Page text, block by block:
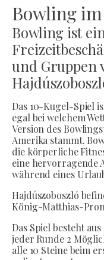
Bowling
Bowling ist
und Gruppen
Das 10-Kugel-Spiel
egal bei welchem
Version des
Amerika stammt.
die körperliche
eine hervorragende
während eines
Hajdúszoboszló
König-Matthias-
Das Spiel besteht
jeder Runde 2
alle 10 Steine beim